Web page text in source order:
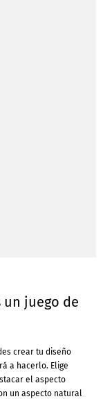
un juego de
crear tu diseño
a hacerlo. Elige
el aspecto
un aspecto natural